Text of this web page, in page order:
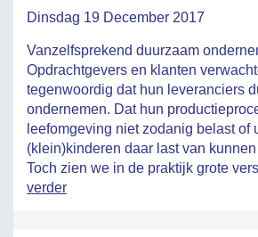
Dinsdag 19 December 2017
Vanzelfsprekend duurzaam
Opdrachtgevers en klanten
tegenwoordig dat hun leveranciers
ondernemen. Dat hun
leefomgeving niet zodanig belast of
(klein)kinderen daar last van
Toch zien we in de praktijk grote
verder